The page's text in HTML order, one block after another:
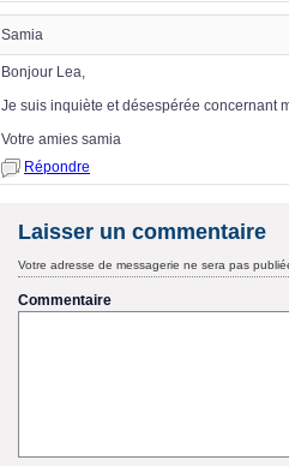
Samia
Bonjour Lea,
Je suis inquiète et désespérée concernant
Votre amies samia
Répondre
Laisser un commentaire
Votre adresse de messagerie ne sera pas
Commentaire